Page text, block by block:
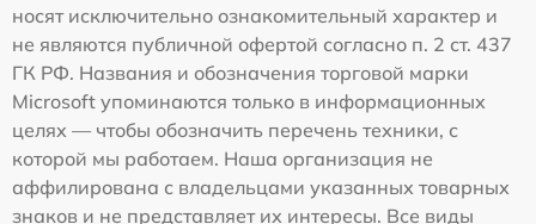
носят исключительно ознакомительный характер и
не являются публичной офертой согласно п. 2 ст. 437
ГК РФ. Названия и обозначения торговой марки
Microsoft упоминаются только в информационных
целях — чтобы обозначить перечень техники, с
которой мы работаем. Наша организация не
аффилирована с владельцами указанных товарных
знаков и не представляет их интересы. Все виды